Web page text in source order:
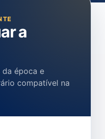
a
da época e
compatível na